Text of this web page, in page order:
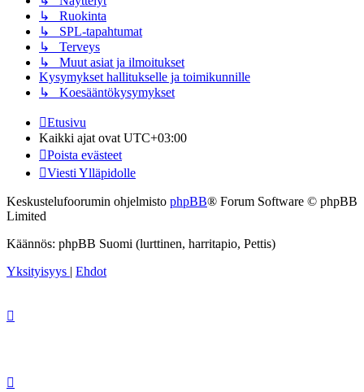
↳ Ruokinta
↳ SPL-tapahtumat
↳ Terveys
↳ Muut asiat ja ilmoitukset
Kysymykset hallitukselle ja toimikunnille
↳ Koesääntökysymykset
Etusivu
Kaikki ajat ovat UTC+03:00
Poista evästeet
Viesti Ylläpidolle
Keskustelufoorumin ohjelmisto phpBB® Forum Software © phpBB
Limited
Käännös: phpBB Suomi (lurttinen, harritapio, Pettis)
Yksityisyys | Ehdot